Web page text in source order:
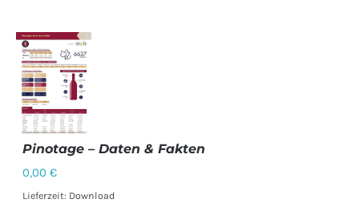
DETAILS
Pinotage – Daten & Fakten
0,00€
Lieferzeit: Download